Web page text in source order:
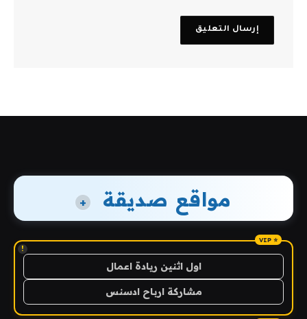
مواقع صديقة +
!
اول اثنين ريادة اعمال
مشاركة ارباح ادسنس